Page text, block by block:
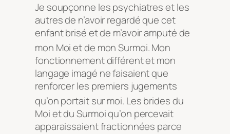
Je soupçonne les psychiatres et les
autres de n’avoir regardé que cet
enfant brisé et de m’avoir amputé de
mon Moi et de mon Surmoi. Mon
fonctionnement différent et mon
langage imagé ne faisaient que
renforcer les premiers jugements
qu’on portait sur moi. Les brides du
Moi et du Surmoi qu’on percevait
apparaissaient fractionnées parce